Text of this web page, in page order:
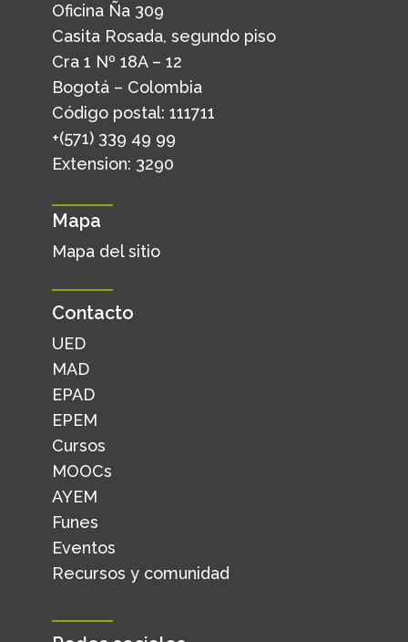
Oficina Ña 309
Casita Rosada, segundo piso
Cra 1 Nº 18A – 12
Bogotá – Colombia
Código postal: 111711
+(571) 339 49 99
Extension: 3290
Mapa
Mapa del sitio
Contacto
UED
MAD
EPAD
EPEM
Cursos
MOOCs
AYEM
Funes
Eventos
Recursos y comunidad